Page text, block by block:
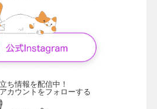
ち情報を配信中！
カウントをフォローする